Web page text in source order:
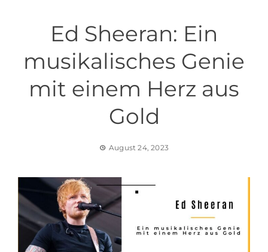
Ed Sheeran: Ein
musikalisches Genie
mit einem Herz aus
Gold
August 24, 2023